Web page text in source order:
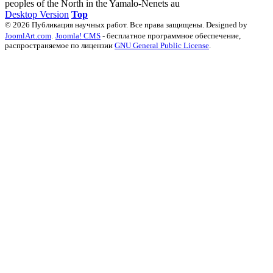
peoples of the North in the Yamalo-Nenets au
Desktop Version Top
© 2026 Публикация научных работ. Все права защищены. Designed by
JoomlArt.com Joomla! CMS - бесплатное программное обеспечение,
распространяемое по лицензии GNU General Public License